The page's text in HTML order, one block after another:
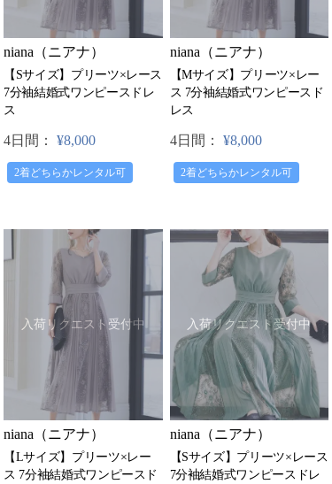
niana（ニアナ）
【Sサイズ】プリーツ×レース
7分袖結婚式ワンピースドレ
ス
4日間： ¥8,000
2着どちらかレンタル可
niana（ニアナ）
【Mサイズ】プリーツ×レー
ス 7分袖結婚式ワンピースド
レス
4日間： ¥8,000
2着どちらかレンタル可
入荷リクエスト受付中
niana（ニアナ）
【Lサイズ】プリーツ×レー
ス 7分袖結婚式ワンピースド
入荷リクエスト受付中
niana（ニアナ）
【Sサイズ】プリーツ×レース
7分袖結婚式ワンピースドレ